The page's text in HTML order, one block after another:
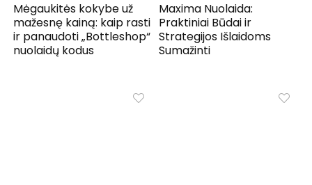
Mėgaukitės kokybe už
mažesnę kainą: kaip rasti
ir panaudoti „Bottleshop“
nuolaidų kodus
Maxima Nuolaida:
Praktiniai Būdai ir
Strategijos Išlaidoms
Sumažinti